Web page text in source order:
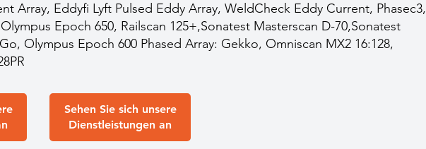
Array, Eddyfi Lyft Pulsed Eddy Array, WeldCheck Eddy Current, Phasec3,
Epoch 650, Railscan 125+,Sonatest Masterscan D-70,Sonatest
Olympus Epoch 600 Phased Array: Gekko, Omniscan MX2 16:128,
Sehen Sie sich unsere
Dienstleistungen an